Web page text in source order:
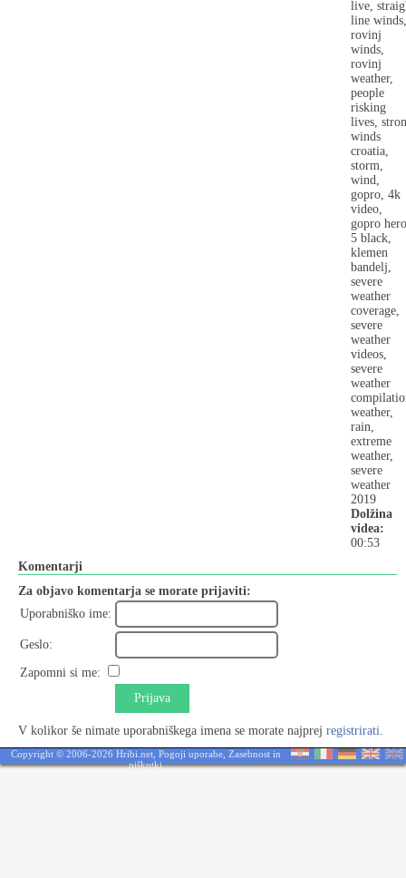
live,
line winds,
rovinj
winds,
rovinj
weather,
people
risking
lives,
winds
croatia,
storm,
wind,
gopro, 4k
video,
gopro hero
5 black,
klemen
bandelj,
severe
weather
coverage,
severe
weather
videos,
severe
weather
weather,
rain,
extreme
weather,
severe
weather
2019
Dolžina
videa:
00:53
Komentarji
Za objavo komentarja se morate prijaviti:
Uporabniško ime:
Geslo:
Zapomni si me:
Prijava
V kolikor še nimate uporabniškega imena se morate najprej registrirati.
Copyright © 2006-2026 Hribi.net, Pogoji uporabe, Zasebnost in
piškotki